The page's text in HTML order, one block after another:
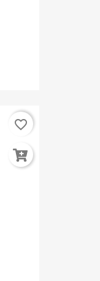
favorite_border